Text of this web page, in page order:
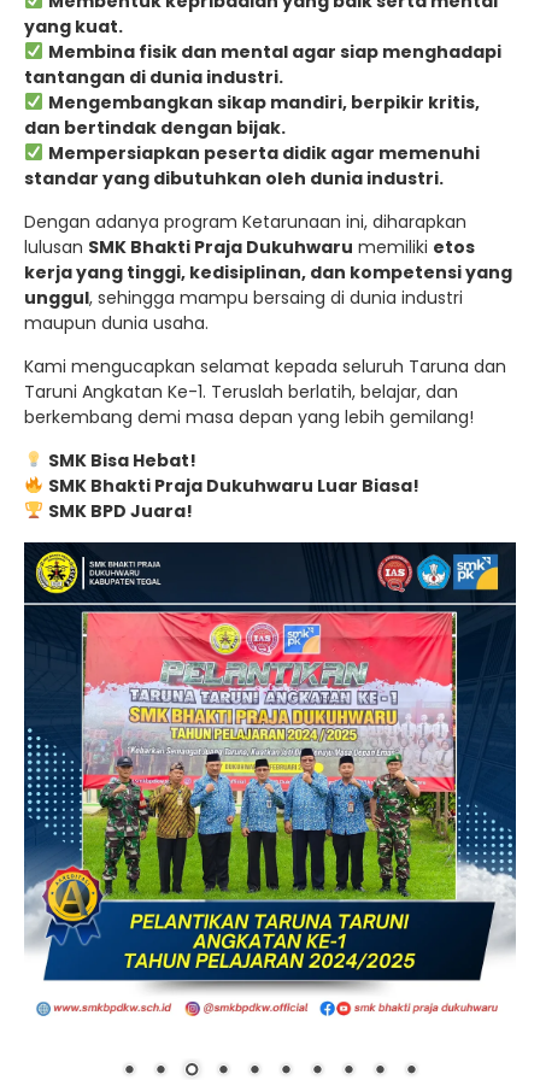
yang kuat.
Membina fisik dan mental agar siap menghadapi
tantangan di dunia industri.
Mengembangkan sikap mandiri, berpikir kritis,
dan bertindak dengan bijak.
Mempersiapkan peserta didik agar memenuhi
standar yang dibutuhkan oleh dunia industri.
Dengan adanya program Ketarunaan ini, diharapkan
lulusan SMK Bhakti Praja Dukuhwaru memiliki etos
kerja yang tinggi, kedisiplinan, dan kompetensi yang
unggul, sehingga mampu bersaing di dunia industri
maupun dunia usaha.
Kami mengucapkan selamat kepada seluruh Taruna dan
Taruni Angkatan Ke-1. Teruslah berlatih, belajar, dan
berkembang demi masa depan yang lebih gemilang!
SMK Bisa Hebat!
SMK Bhakti Praja Dukuhwaru Luar Biasa!
SMK BPD Juara!